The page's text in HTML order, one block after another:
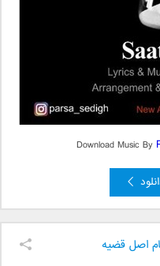
Download Music By
اصل قضیه